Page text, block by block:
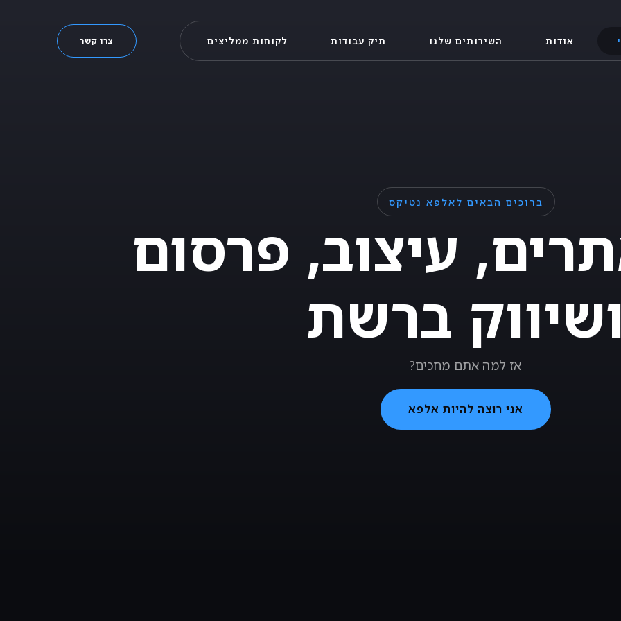
אודות השירותים שלנו תיק עבודות לקוחות ממליצים צרו קשר
ברוכים הבאים לאלפא נטיקס
עיצוב, פרסום
ברשת
אז למה אתם מחכים?
אני רוצה להיות אלפא